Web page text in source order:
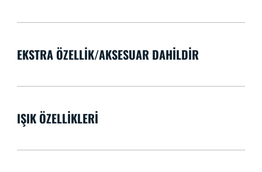
EKSTRA ÖZELLIK/AKSESUAR DAHILDIR
IŞIK ÖZELLIKLERI